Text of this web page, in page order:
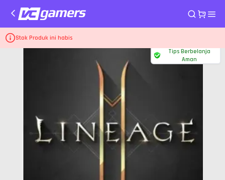
Stok Produk ini habis
Home Top Up Game Lineage2M
Tips Berbelanja
Aman